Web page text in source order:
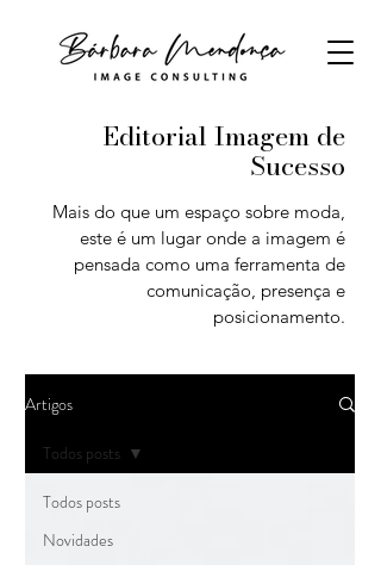
Editorial Imagem de
Sucesso
Mais do que um espaço sobre moda,
este é um lugar onde a imagem é
pensada como uma ferramenta de
comunicação, presença e
posicionamento.
Artigos
Todos posts
Novidades
Todos posts